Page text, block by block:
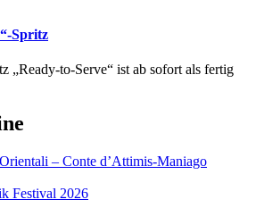
Spritz
„Ready-to-Serve“ ist ab sofort als fertig
– Conte d’Attimis-Maniago
Festival 2026